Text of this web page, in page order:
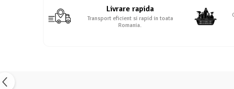
Livrare rapida
Transport eficient si rapid in toata
Romania.